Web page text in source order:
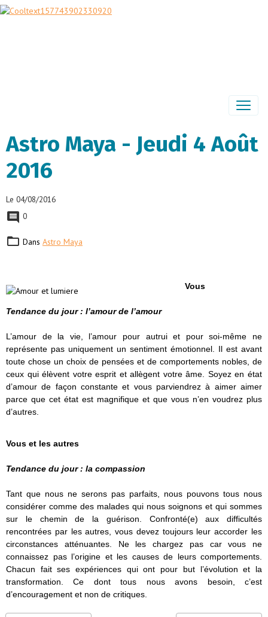
Astro Maya - Jeudi 4 Août
2016
Le 04/08/2016
0
Dans Astro Maya
Vous
Tendance du jour : l’amour de l’amour
L’amour de la vie, l’amour pour autrui et pour soi-même ne
représente pas uniquement un sentiment émotionnel. Il est avant
toute chose un choix de pensées et de comportements nobles, de
ceux qui élèvent votre esprit et allègent votre âme. Soyez en état
d’amour de façon constante et vous parviendrez à aimer aimer
parce que cet état est magnifique et que vous n’en voudrez plus
d’autres.
Vous et les autres
Tendance du jour : la compassion
Tant que nous ne serons pas parfaits, nous pouvons tous nous
considérer comme des malades qui nous soignons et qui sommes
sur le chemin de la guérison. Confronté(e) aux difficultés
rencontrées par les autres, vous devez toujours leur accorder les
circonstances atténuantes. Ne les chargez pas car vous ne
connaissez pas l’origine et les causes de leurs comportements.
Chacun fait ses expériences qui ont pour but l’évolution et la
transformation. Ce dont tous nous avons besoin, c’est
d’encouragement et non de critiques.